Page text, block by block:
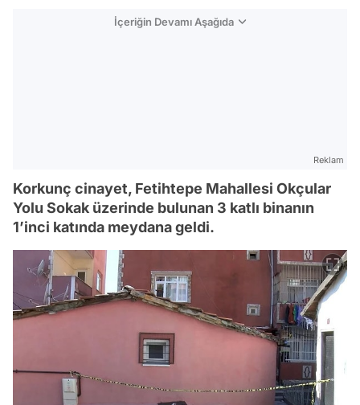
İçeriğin Devamı Aşağıda
Reklam
Korkunç cinayet, Fetihtepe Mahallesi Okçular
Yolu Sokak üzerinde bulunan 3 katlı binanın
1’inci katında meydana geldi.